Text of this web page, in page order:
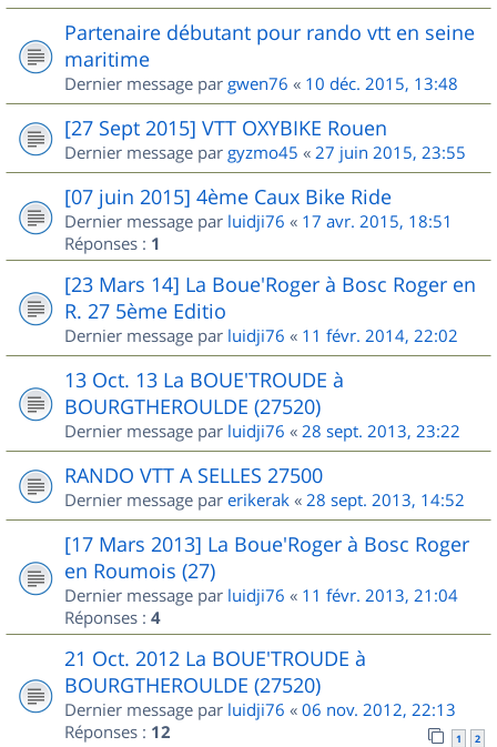
Partenaire débutant pour rando vtt en seine
maritime
Dernier message par gwen76 « 10 déc. 2015, 13:48
[27 Sept 2015] VTT OXYBIKE Rouen
Dernier message par gyzmo45 « 27 juin 2015, 23:55
[07 juin 2015] 4ème Caux Bike Ride
Dernier message par luidji76 « 17 avr. 2015, 18:51
Réponses : 1
[23 Mars 14] La Boue'Roger à Bosc Roger en
R. 27 5ème Editio
Dernier message par luidji76 « 11 févr. 2014, 22:02
13 Oct. 13 La BOUE'TROUDE à
BOURGTHEROULDE (27520)
Dernier message par luidji76 « 28 sept. 2013, 23:22
RANDO VTT A SELLES 27500
Dernier message par erikerak « 28 sept. 2013, 14:52
[17 Mars 2013] La Boue'Roger à Bosc Roger
en Roumois (27)
Dernier message par luidji76 « 11 févr. 2013, 21:04
Réponses : 4
21 Oct. 2012 La BOUE'TROUDE à
BOURGTHEROULDE (27520)
Dernier message par luidji76 « 06 nov. 2012, 22:13
Réponses : 12 1 2